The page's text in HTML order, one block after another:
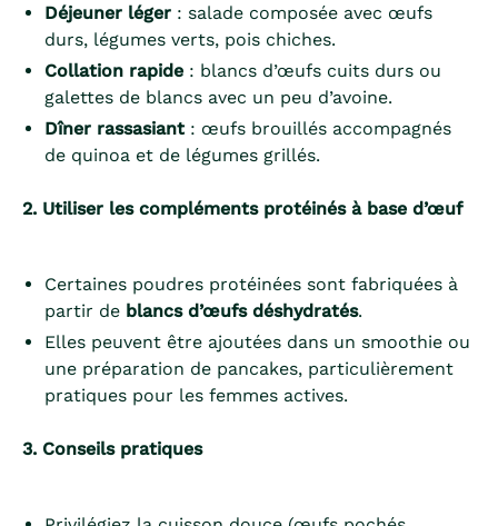
Déjeuner léger : salade composée avec œufs
durs, légumes verts, pois chiches.
Collation rapide : blancs d’œufs cuits durs ou
galettes de blancs avec un peu d’avoine.
Dîner rassasiant : œufs brouillés accompagnés
de quinoa et de légumes grillés.
2. Utiliser les compléments protéinés à base d’œuf
Certaines poudres protéinées sont fabriquées à
partir de blancs d’œufs déshydratés.
Elles peuvent être ajoutées dans un smoothie ou
une préparation de pancakes, particulièrement
pratiques pour les femmes actives.
3. Conseils pratiques